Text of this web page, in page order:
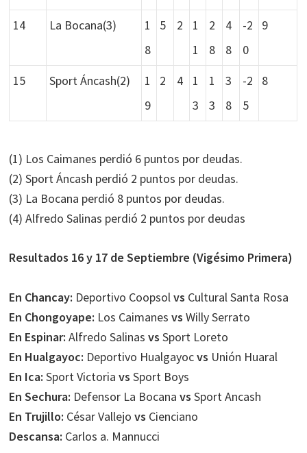
14
La Bocana(3)
1
8
5 2
1
1
2
8
4
8
-2
0
9
15 Sport Áncash(2)
1
9
2 4
1
3
1
3
3
8
-2
5
8
(1) Los Caimanes perdió 6 puntos por deudas.
​(2) Sport Áncash perdió 2 puntos por deudas.
(3) La Bocana perdió 8 puntos por deudas.
(4) Alfredo Salinas perdió 2 puntos por deudas
Resultados 16 y 17 de Septiembre (Vigésimo Primera)
En Chancay: Deportivo Coopsolvs Cultural Santa Rosa
En Chongoyape: Los CaimanesvsWilly Serrato
En Espinar:Alfredo SalinasvsSport Loreto
En Hualgayoc: Deportivo Hualgayocvs Unión Huaral
En Ica: Sport VictoriavsSport Boys
En Sechura: Defensor La BocanavsSport Ancash
En Trujillo: César Vallejovs Cienciano
Descansa: Carlos a. Mannucci